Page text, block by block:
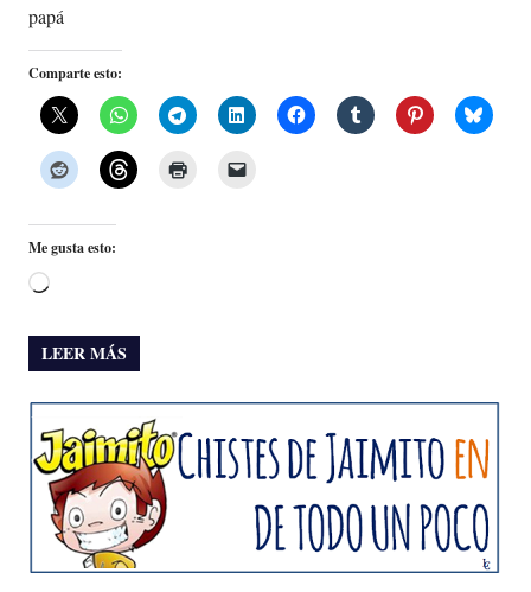
papá
Comparte esto:
Me gusta esto:
Cargando...
LEER MÁS